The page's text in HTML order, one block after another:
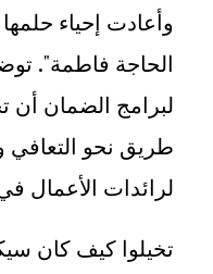
وأعادت إحياء
الحاجة فاطمة".
لبرامج الضمان أن
طريق نحو التعافي
لرائدات الأعمال
تخيلوا كيف كان